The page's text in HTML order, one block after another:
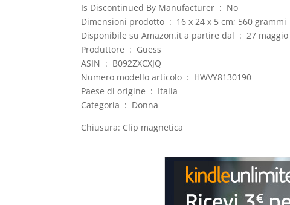
Is Discontinued By Manufacturer ‏ : ‎ No
Dimensioni prodotto ‏ : ‎ 16 x 24 x 5 cm; 560 grammi
Disponibile su Amazon.it a partire dal ‏ :
Produttore ‏ : ‎ Guess
ASIN ‏ : ‎ B092ZXCXJQ
Numero modello articolo ‏ : ‎ HWVY8130190
Paese di origine ‏ : ‎ Italia
Categoria ‏ : ‎ Donna
Chiusura: Clip magnetica